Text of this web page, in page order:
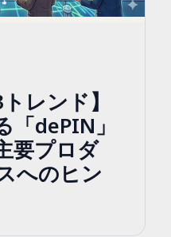
レンド】
「dePIN」
要プロダ
へのヒン